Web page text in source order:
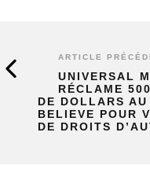
ARTICLE
UNIVERSAL
RÉCLAME
DE DOLLARS
BELIEVE POUR
DE DROITS